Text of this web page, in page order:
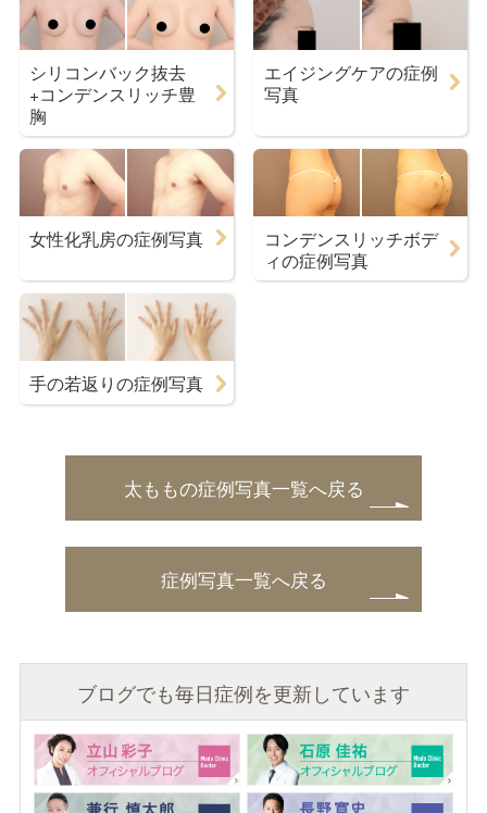
シリコンバック抜去
+コンデンスリッチ豊
胸
エイジングケアの症例
写真
女性化乳房の症例写真
コンデンスリッチボデ
ィの症例写真
手の若返りの症例写真
太ももの症例写真一覧へ戻る
症例写真一覧へ戻る
ブログでも毎日症例を更新しています